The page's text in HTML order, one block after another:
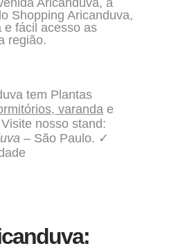
Aricanduva, a
Shopping Aricanduva,
e fácil acesso as
região.
tem Plantas
varanda e
nosso stand:
– São Paulo. ✓